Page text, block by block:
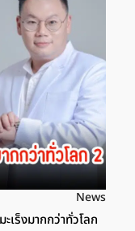
News
เร็งมากกว่าทั่วโลก